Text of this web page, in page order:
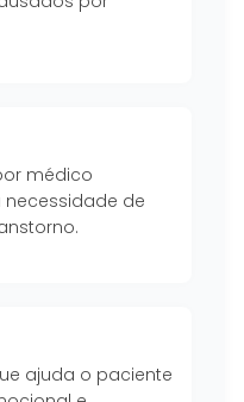
médico
de
ajuda o paciente